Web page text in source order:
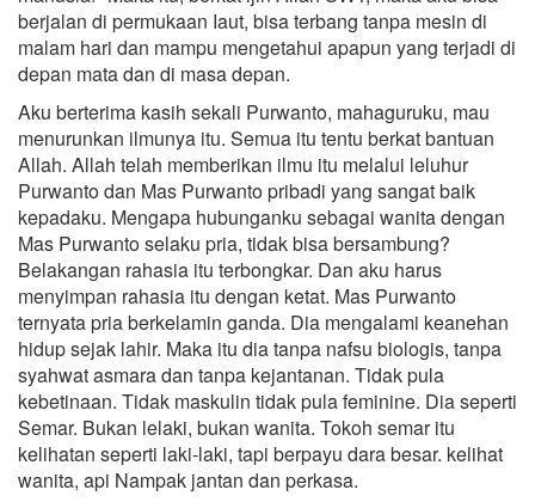
berjalan di permukaan Iaut, bisa terbang tanpa mesin di
malam hari dan mampu mengetahui apapun yang terjadi di
depan mata dan di masa depan.
Aku berterima kasih sekali Purwanto, mahaguruku, mau
menurunkan ilmunya itu. Semua itu tentu berkat bantuan
Allah. Allah telah memberikan ilmu itu melalui leluhur
Purwanto dan Mas Purwanto pribadi yang sangat baik
kepadaku. Mengapa hubunganku sebagai wanita dengan
Mas Purwanto selaku pria, tidak bisa bersambung?
Belakangan rahasia itu terbongkar. Dan aku harus
menyimpan rahasia itu dengan ketat. Mas Purwanto
ternyata pria berkelamin ganda. Dia mengalami keanehan
hidup sejak lahir. Maka itu dia tanpa nafsu biologis, tanpa
syahwat asmara dan tanpa kejantanan. Tidak pula
kebetinaan. Tidak maskulin tidak pula feminine. Dia seperti
Semar. Bukan lelaki, bukan wanita. Tokoh semar itu
kelihatan seperti laki-laki, tapi berpayu dara besar. kelihat
wanita, api Nampak jantan dan perkasa.